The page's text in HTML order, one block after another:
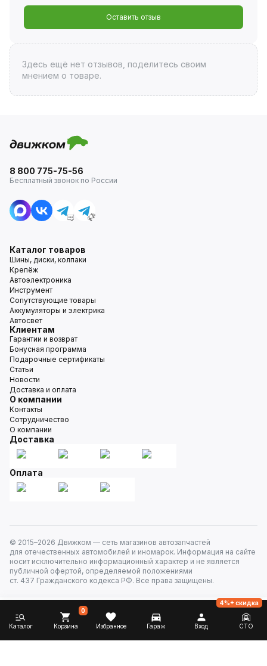
Оставить отзыв
Здесь ещё нет отзывов, поделитесь своим
мнением о товаре.
8 800 775-75-56
Бесплатный звонок по России
Каталог товаров
Шины, диски, колпаки
Крепёж
Автоэлектроника
Инструмент
Сопутствующие товары
Аккумуляторы и электрика
Автосвет
Клиентам
Гарантии и возврат
Бонусная программа
Подарочные сертификаты
Статьи
Новости
Доставка и оплата
О компании
Контакты
Сотрудничество
О компании
Доставка
Оплата
© 2015–2026 Движком — сеть магазинов автозапчастей
для отечественных автомобилей и иномарок. Информация на сайте
носит исключительно информационный характер и не является
публичной офертой, определяемой положениями
ст. 437 Гражданского кодекса РФ. Все права защищены.
Каталог Корзина
0
Избранное Гараж Вход СТО
4%+ скидка